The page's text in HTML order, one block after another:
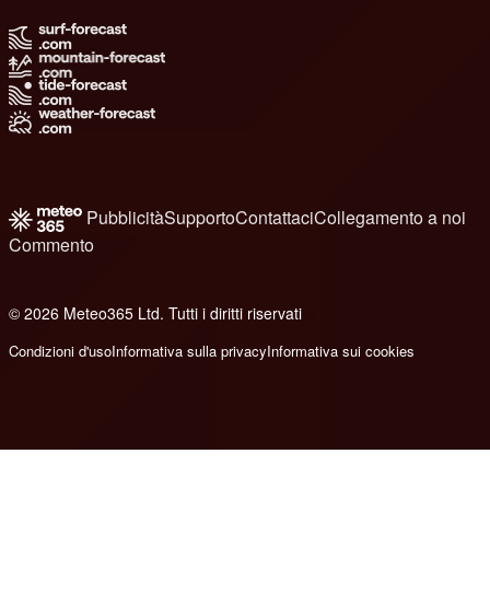
PubblicitàSupportoContattaciCollegamento a noi
Commento
© 2026 Meteo365 Ltd. Tutti i diritti riservati
Condizioni d'usoInformativa sulla privacyInformativa sui cookies